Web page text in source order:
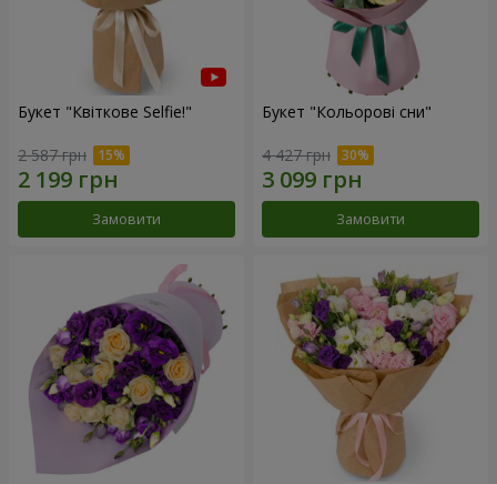
Букет "Квіткове Selfie!"
2 587 грн
Замовити
Букет "Кольорові сни"
4 427 грн
Замовити